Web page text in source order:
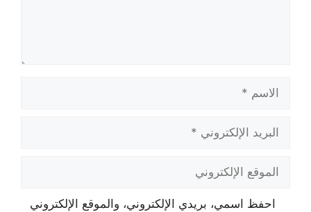
الاسم
البريد
الإلكتروني
الموقع
الإلكتروني
احفظ اسمي، بريدي الإلكتروني، والموقع الإلكتروني